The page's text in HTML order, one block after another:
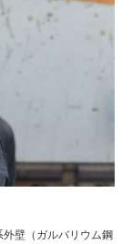
壁（ガルバリウム鋼